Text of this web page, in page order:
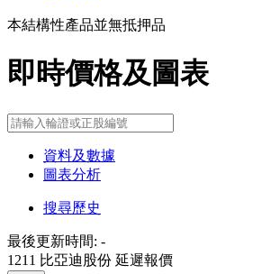
本結構性產品並無抵押品
即時價格及圖表
資料及數據
圖表分析
搜尋歷史
最後更新時間: -
1211 比亞迪股份 延遲報價